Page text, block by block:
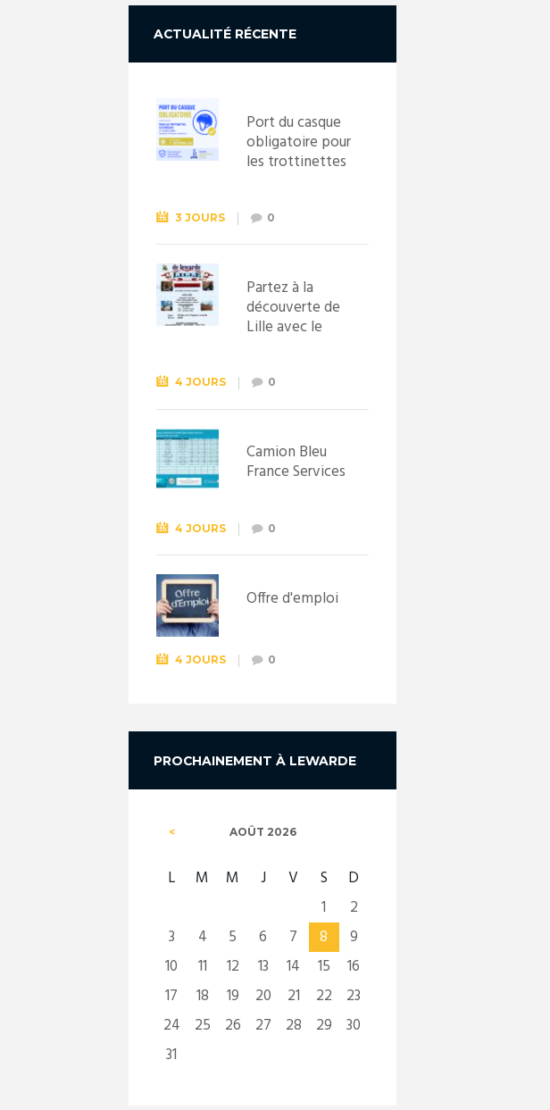
ACTUALITÉ RÉCENTE
Port du casque
obligatoire pour
les trottinettes
septembre
2026
3 JOURS 0
Partez à la
découverte de
Lille avec le
Lewarde, le 26
septembre !
4 JOURS 0
Camion Bleu
France Services
4 JOURS 0
Offre d'emploi
4 JOURS 0
PROCHAINEMENT À LEWARDE
AOÛT 2026
L M M J V S
D
1
2
3
4 5 6 7 8
9
10
11 12 13 14 15
16
17
18 19 20 21 22
23
24
25 26 27 28 29
30
31